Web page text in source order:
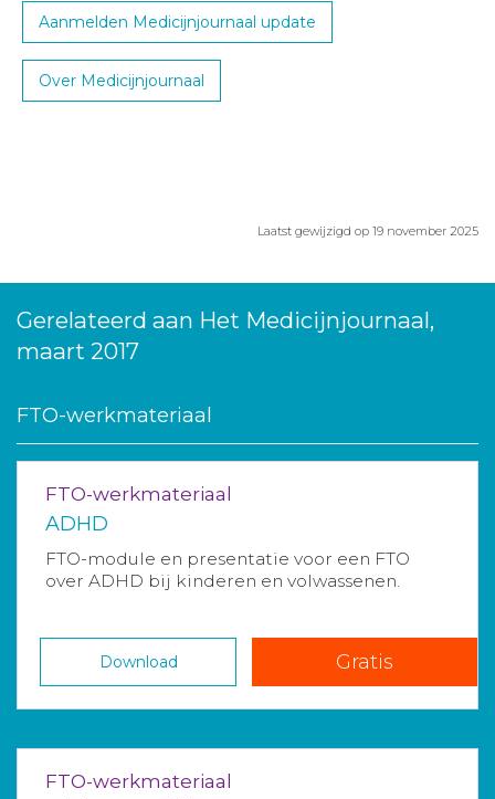
Aanmelden Medicijnjournaal update
Over Medicijnjournaal
Laatst gewijzigd op 19 november 2025
Gerelateerd aan Het Medicijnjournaal,
maart 2017
FTO-werkmateriaal
FTO-werkmateriaal
ADHD
FTO-module en presentatie voor een FTO
over ADHD bij kinderen en volwassenen.
Download Gratis
FTO-werkmateriaal